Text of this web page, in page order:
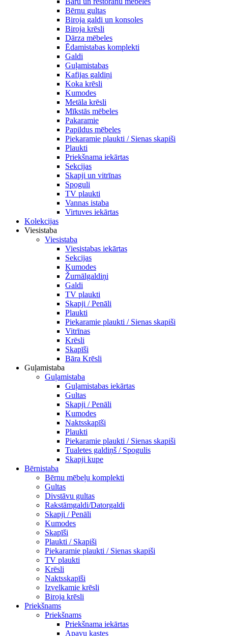
Bērnu gultas
Biroja galdi un konsoles
Biroja krēsli
Dārza mēbeles
Ēdamistabas komplekti
Galdi
Guļamistabas
Kafijas galdiņi
Koka krēsli
Kumodes
Metāla krēsli
Mīkstās mēbeles
Pakaramie
Papildus mēbeles
Piekaramie plaukti / Sienas skapiši
Plaukti
Priekšnama iekārtas
Sekcijas
Skapji un vitrīnas
Spoguli
TV plaukti
Vannas istaba
Virtuves iekārtas
Kolekcijas
Viesistaba
Viesistaba
Viesistabas iekārtas
Sekcijas
Kumodes
Žurnālgaldiņi
Galdi
TV plaukti
Skapji / Penāli
Plaukti
Piekaramie plaukti / Sienas skapiši
Vitrīnas
Krēsli
Skapīši
Bāra Krēsli
Guļamistaba
Guļamistaba
Guļamistabas iekārtas
Gultas
Skapji / Penāli
Kumodes
Naktsskapīši
Plaukti
Piekaramie plaukti / Sienas skapiši
Tualetes galdiņš / Spogulis
Skapji kupe
Bērnistaba
Bērnu mēbeļu komplekti
Gultas
Divstāvu gultas
Rakstāmgaldi/Datorgaldi
Skapji / Penāli
Kumodes
Skapīši
Plaukti / Skapiši
Piekaramie plaukti / Sienas skapiši
TV plaukti
Krēsli
Naktsskapīši
Izvelkamie krēsli
Biroja krēsli
Priekšnams
Priekšnams
Priekšnama iekārtas
Apavu kastes